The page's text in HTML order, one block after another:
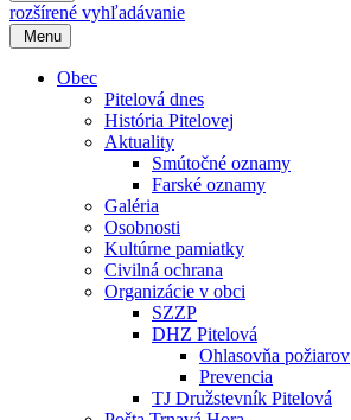
rozšírené vyhľadávanie
Menu
Obec
Pitelová dnes
História Pitelovej
Aktuality
Smútočné oznamy
Farské oznamy
Galéria
Osobnosti
Kultúrne pamiatky
Civilná ochrana
Organizácie v obci
SZZP
DHZ Pitelová
Ohlasovňa požiarov
Prevencia
TJ Družstevník Pitelová